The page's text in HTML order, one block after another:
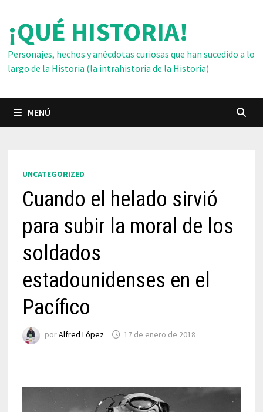
contenido
¡QUÉ HISTORIA!
Personajes, hechos y anécdotas curiosas que han sucedido a lo
largo de la Historia (la intrahistoria de la Historia)
MENÚ
UNCATEGORIZED
Cuando el helado sirvió
para subir la moral de los
soldados
estadounidenses en el
Pacífico
porAlfred López 17 de enero de 2018